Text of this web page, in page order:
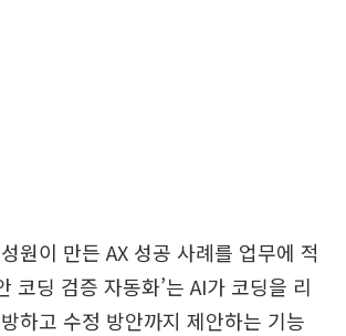
원이 만든 AX 성공 사례를 업무에 적
코딩 검증 자동화’는 AI가 코딩을 리
하고 수정 방안까지 제안하는 기능